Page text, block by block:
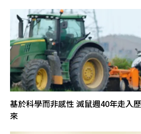
基於科學而非感性 滅鼠週40年走入
來